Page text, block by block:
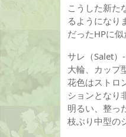
こうした新た
るようになり
だったHPに
サレ（Salet
大輪、カップ
花色はストロ
ションとなり
明るい、整っ
枝ぶり中型の